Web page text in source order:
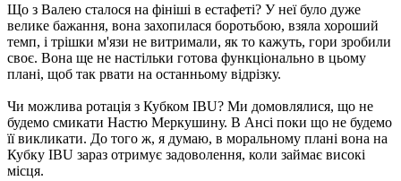
Що з Валею сталося на фініші в естафеті? У неї було дуже
велике бажання, вона захопилася боротьбою, взяла хороший
темп, і трішки м'язи не витримали, як то кажуть, гори зробили
своє. Вона ще не настільки готова функціонально в цьому
плані, щоб так рвати на останньому відрізку.
Чи можлива ротація з Кубком IBU? Ми домовлялися, що не
будемо смикати Настю Меркушину. В Ансі поки що не будемо
її викликати. До того ж, я думаю, в моральному плані вона на
Кубку IBU зараз отримує задоволення, коли займає високі
місця.